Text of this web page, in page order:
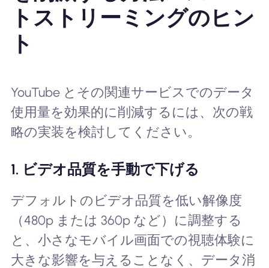
トストリーミングのヒン
ト
YouTube とその関連サービスでのデータ
使用量を効果的に削減するには、次の戦
略の実装を検討してください。
1. ビデオ品質を手動で下げる
デフォルトのビデオ品質を低い解像度
（480p または 360p など）に調整する
と、小さなモバイル画面での視聴体験に
大きな影響を与えることなく、データ消